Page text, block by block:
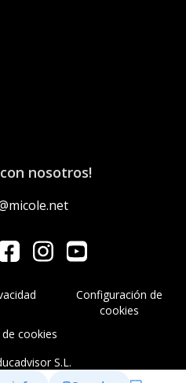
nosotros!
Configuración de
cookies
cookies
S.L.